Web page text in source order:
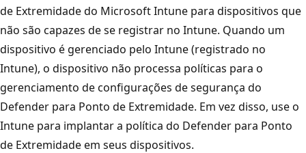
de Extremidade do Microsoft Intune para dispositivos que
não são capazes de se registrar no Intune. Quando um
dispositivo é gerenciado pelo Intune (registrado no
Intune), o dispositivo não processa políticas para o
gerenciamento de configurações de segurança do
Defender para Ponto de Extremidade. Em vez disso, use o
Intune para implantar a política do Defender para Ponto
de Extremidade em seus dispositivos.